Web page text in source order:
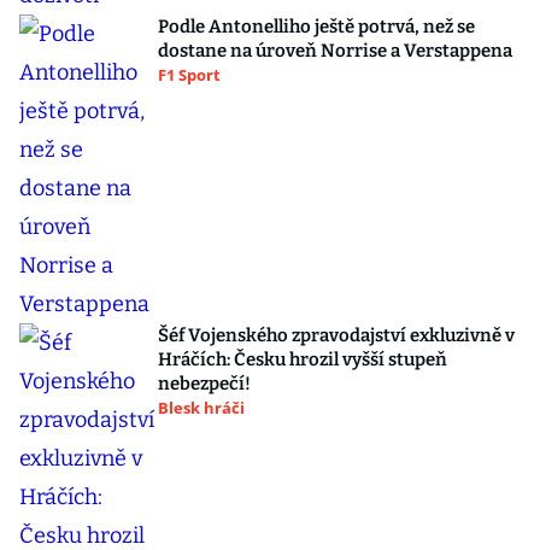
Podle Antonelliho ještě potrvá, než se
dostane na úroveň Norrise a Verstappena
F1 Sport
Šéf Vojenského zpravodajství exkluzivně v
Hráčích: Česku hrozil vyšší stupeň
nebezpečí!
Blesk hráči